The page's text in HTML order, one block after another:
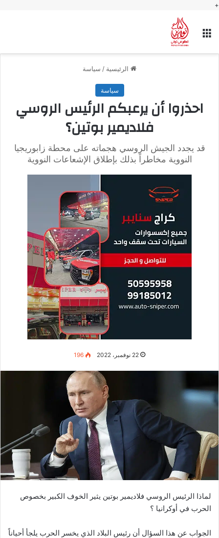
+
القائمة
الرئيسية / سياسة
سياسة
احذروا أن يرعبكم الرئيس الروسي
فلاديمير بوتين؟
قد يجدد الجيش الروسي هجماته على محطة زابوريجيا
النووية مخاطراً بذلك بإطلاق الإشعاعات النووية
22 نوفمبر، 2022 196
لماذا الرئيس الروسي فلاديمير بوتين يثير الخوف الكبير بخصوص
الحرب في أوكرانيا ؟
الجواب عن هذا السؤال أن رئيس البلاد الذي يخسر الحرب يلجأ أحياناً